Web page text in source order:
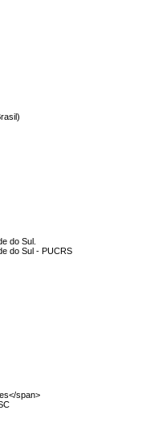
do Sul.
do Sul - PUCRS
span>